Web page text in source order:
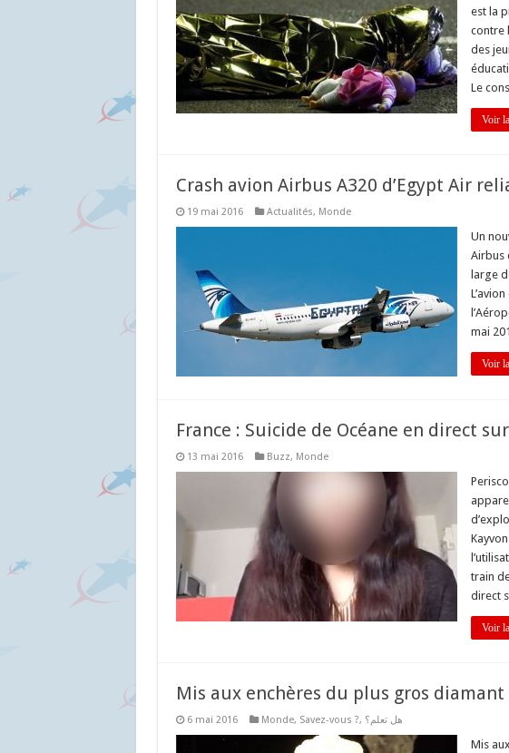
est la
contre
des
Le
Voir
Crash avion Airbus A320 d’Egypt Air
19 mai 2016 Actualités, Monde
Un
Airbus
large
mai
Voir
France : Suicide de Océane en direct
13 mai 2016 Buzz, Monde
train
direct
Voir
Mis aux enchères du plus gros
6 mai 2016 Monde, Savez-vous ?, هل تعلم؟
Mis